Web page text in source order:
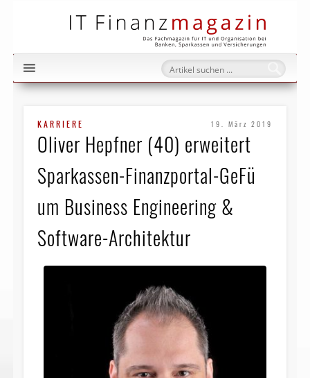
KARRIERE 19. März 2019
Oliver Hepfner (40) erweitert
Sparkassen-Finanzportal-GeFü
um Business Engineering &
Software-Architektur